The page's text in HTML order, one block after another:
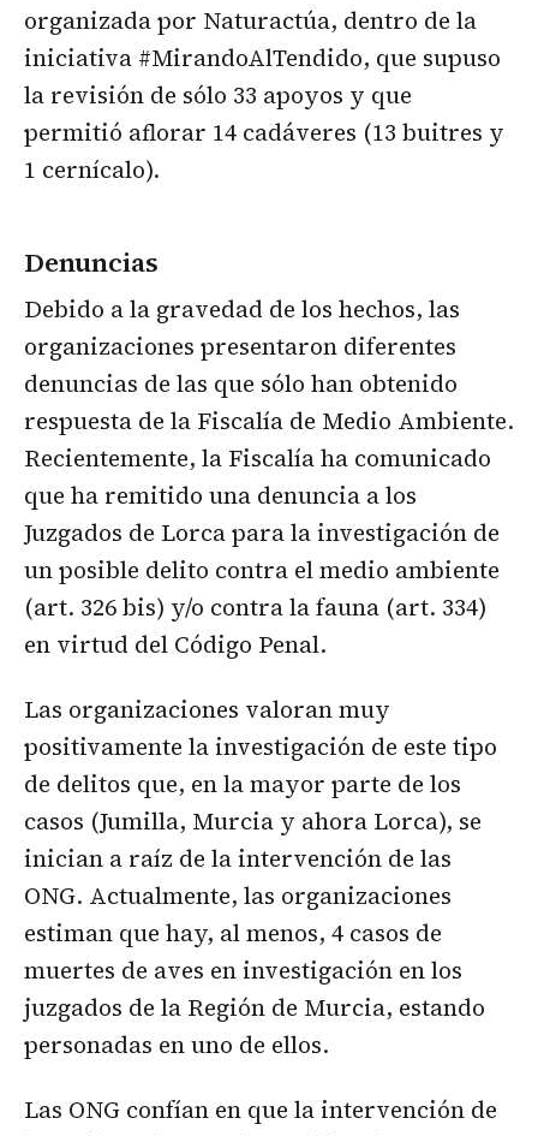
organizada por Naturactúa, dentro de la
iniciativa #MirandoAlTendido, que supuso
la revisión de sólo 33 apoyos y que
permitió aflorar 14 cadáveres (13 buitres y
1 cernícalo).
Denuncias
Debido a la gravedad de los hechos, las
organizaciones presentaron diferentes
denuncias de las que sólo han obtenido
respuesta de la Fiscalía de Medio Ambiente.
Recientemente, la Fiscalía ha comunicado
que ha remitido una denuncia a los
Juzgados de Lorca para la investigación de
un posible delito contra el medio ambiente
(art. 326 bis) y/o contra la fauna (art. 334)
en virtud del Código Penal.
Las organizaciones valoran muy
positivamente la investigación de este tipo
de delitos que, en la mayor parte de los
casos (Jumilla, Murcia y ahora Lorca), se
inician a raíz de la intervención de las
ONG. Actualmente, las organizaciones
estiman que hay, al menos, 4 casos de
muertes de aves en investigación en los
juzgados de la Región de Murcia, estando
personadas en uno de ellos.
Las ONG confían en que la intervención de